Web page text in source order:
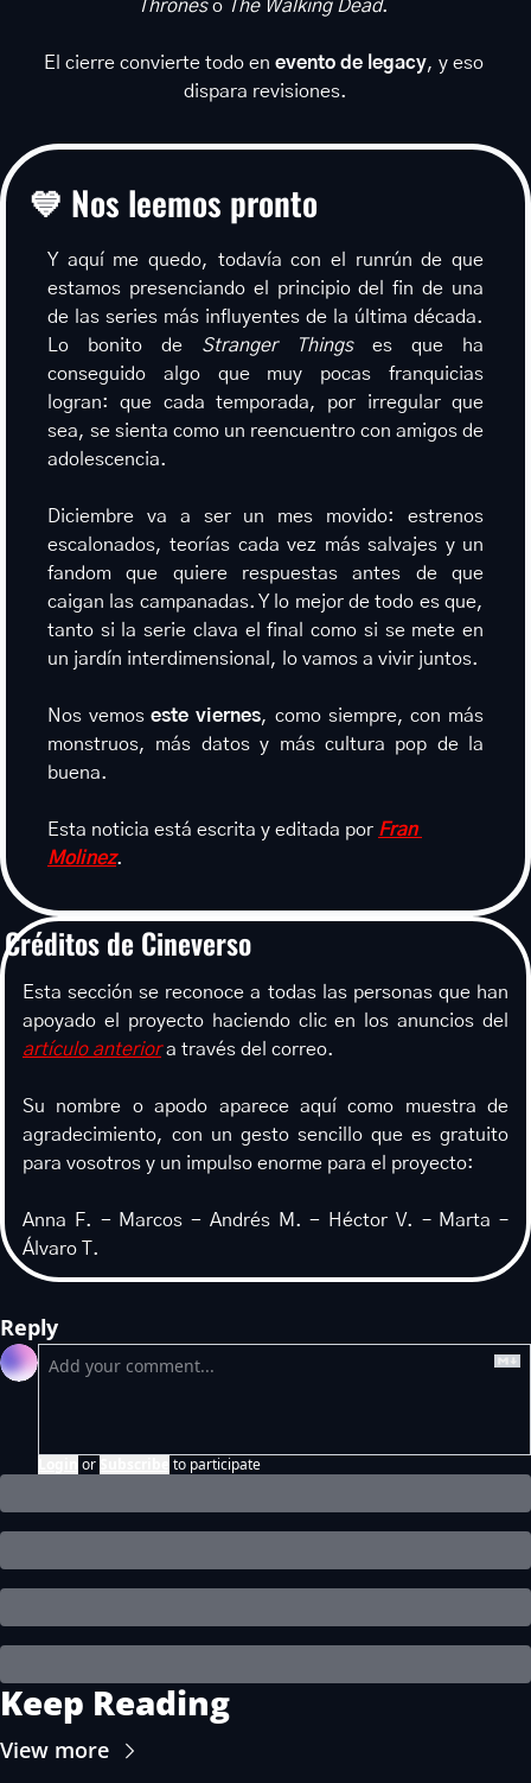
Thrones o The Walking Dead.
El cierre convierte todo en evento de legacy, y eso
dispara revisiones.
💙 Nos leemos pronto
Y aquí me quedo, todavía con el runrún de que
estamos presenciando el principio del fin de una
de las series más influyentes de la última década.
Lo bonito de Stranger Things es que ha
conseguido algo que muy pocas franquicias
logran: que cada temporada, por irregular que
sea, se sienta como un reencuentro con amigos de
adolescencia.
Diciembre va a ser un mes movido: estrenos
escalonados, teorías cada vez más salvajes y un
fandom que quiere respuestas antes de que
caigan las campanadas. Y lo mejor de todo es que,
tanto si la serie clava el final como si se mete en
un jardín interdimensional, lo vamos a vivir juntos.
Nos vemos este viernes, como siempre, con más
monstruos, más datos y más cultura pop de la
buena.
Esta noticia está escrita y editada por Fran
Molinez.
Créditos de Cineverso
Esta sección se reconoce a todas las personas que han
artículo anterior a través del correo.
Su nombre o apodo aparece aquí como muestra de
agradecimiento, con un gesto sencillo que es gratuito
para vosotros y un impulso enorme para el proyecto:
Anna F. - Marcos - Andrés M. - Héctor V. – Marta –
Álvaro T.
Reply
or to participate
Keep Reading
View more